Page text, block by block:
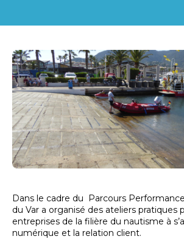
Dans le cadre du Parcours
du Var a organisé des ateliers pratiques
entreprises de la filière du nautisme à
numérique et la relation client.